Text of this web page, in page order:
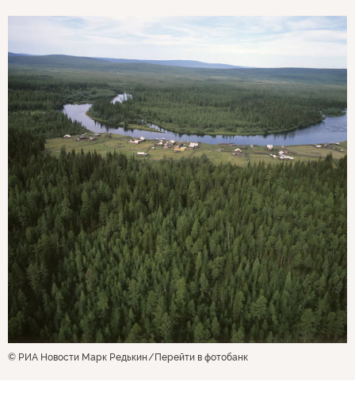
© РИА Новости Марк Редькин Перейти в фотобанк